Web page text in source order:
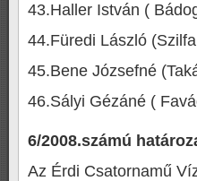
43.Haller István (
44.Füredi László
45.Bene Józsefné
46.Sályi Gézáné (
6/2008.számú
Az Érdi Csatornamű